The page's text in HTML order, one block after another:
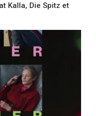
Kalla, Die Spitz et